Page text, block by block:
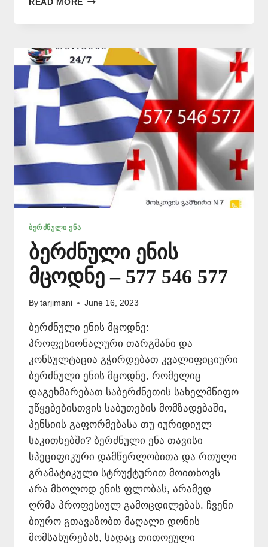
READ MORE
ᲗᲐᲠᲒᲛᲜᲐ
577
546
ᲑᲔᲠᲫᲜᲣᲚᲘ ᲔᲜᲐ
ბერძნული ენის
მცოდნე – 577 546 577
By tarjimani June 16, 2023
ბერძნული ენის მცოდნე:
პროფესიონალური თარგმანი და
კონსულტაცია გჭირდებათ კვალიფიციური
ბერძნული ენის მცოდნე, რომელიც
დაგეხმარებათ საბერძნეთის სახელმწიფო
უწყებებისთვის საბუთების მომზადებაში,
პენსიის გაფორმებასა თუ იურიდიულ
საკითხებში? ბერძნული ენა თავისი
სპეციფიკური დამწერლობითა და რთული
გრამატიკული სტრუქტურით მოითხოვს
არა მხოლოდ ენის ფლობას, არამედ
ღრმა პროფესიულ გამოცდილებას. ჩვენი
ბიურო გთავაზობთ მაღალი დონის
მომსახურებას, სადაც თითოეული